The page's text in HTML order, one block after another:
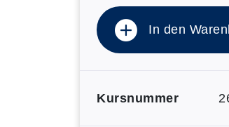
In den
Kursnummer